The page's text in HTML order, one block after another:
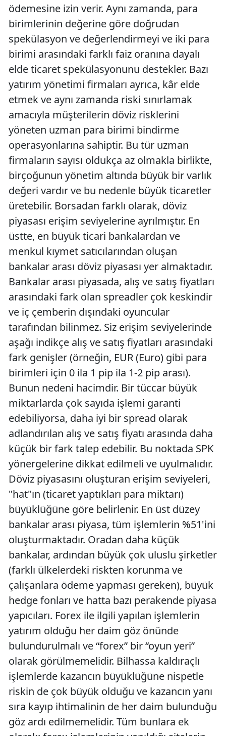
ödemesine izin verir. Aynı zamanda, para
birimlerinin değerine göre doğrudan
spekülasyon ve değerlendirmeyi ve iki para
birimi arasındaki farklı faiz oranına dayalı
elde ticaret spekülasyonunu destekler. Bazı
yatırım yönetimi firmaları ayrıca, kâr elde
etmek ve aynı zamanda riski sınırlamak
amacıyla müşterilerin döviz risklerini
yöneten uzman para birimi bindirme
operasyonlarına sahiptir. Bu tür uzman
firmaların sayısı oldukça az olmakla birlikte,
birçoğunun yönetim altında büyük bir varlık
değeri vardır ve bu nedenle büyük ticaretler
üretebilir. Borsadan farklı olarak, döviz
piyasası erişim seviyelerine ayrılmıştır. En
üstte, en büyük ticari bankalardan ve
menkul kıymet satıcılarından oluşan
bankalar arası döviz piyasası yer almaktadır.
Bankalar arası piyasada, alış ve satış fiyatları
arasındaki fark olan spreadler çok keskindir
ve iç çemberin dışındaki oyuncular
tarafından bilinmez. Siz erişim seviyelerinde
aşağı indikçe alış ve satış fiyatları arasındaki
fark genişler (örneğin, EUR (Euro) gibi para
birimleri için 0 ila 1 pip ila 1-2 pip arası).
Bunun nedeni hacimdir. Bir tüccar büyük
miktarlarda çok sayıda işlemi garanti
edebiliyorsa, daha iyi bir spread olarak
adlandırılan alış ve satış fiyatı arasında daha
küçük bir fark talep edebilir. Bu noktada SPK
yönergelerine dikkat edilmeli ve uyulmalıdır.
Döviz piyasasını oluşturan erişim seviyeleri,
"hat"ın (ticaret yaptıkları para miktarı)
büyüklüğüne göre belirlenir. En üst düzey
bankalar arası piyasa, tüm işlemlerin %51'ini
oluşturmaktadır. Oradan daha küçük
bankalar, ardından büyük çok uluslu şirketler
(farklı ülkelerdeki riskten korunma ve
çalışanlara ödeme yapması gereken), büyük
hedge fonları ve hatta bazı perakende piyasa
yapıcıları. Forex ile ilgili yapılan işlemlerin
yatırım olduğu her daim göz önünde
bulundurulmalı ve “forex” bir “oyun yeri”
olarak görülmemelidir. Bilhassa kaldıraçlı
işlemlerde kazancın büyüklüğüne nispetle
riskin de çok büyük olduğu ve kazancın yanı
sıra kayıp ihtimalinin de her daim bulunduğu
göz ardı edilmemelidir. Tüm bunlara ek